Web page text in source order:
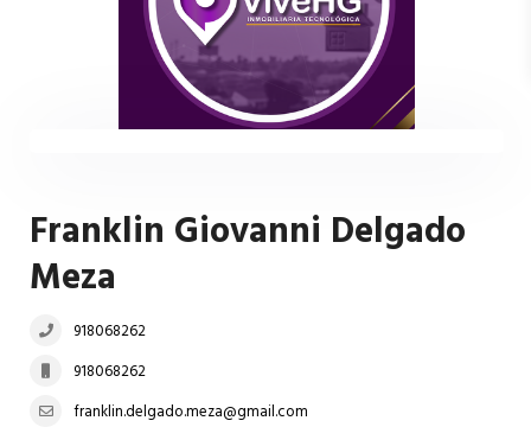
Franklin Giovanni Delgado
Meza
918068262
918068262
franklin.delgado.meza@gmail.com